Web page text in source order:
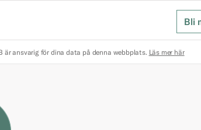
Bli
är ansvarig för dina data på denna webbplats. Läs mer här